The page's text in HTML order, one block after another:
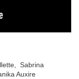
Sabrina
Auxire